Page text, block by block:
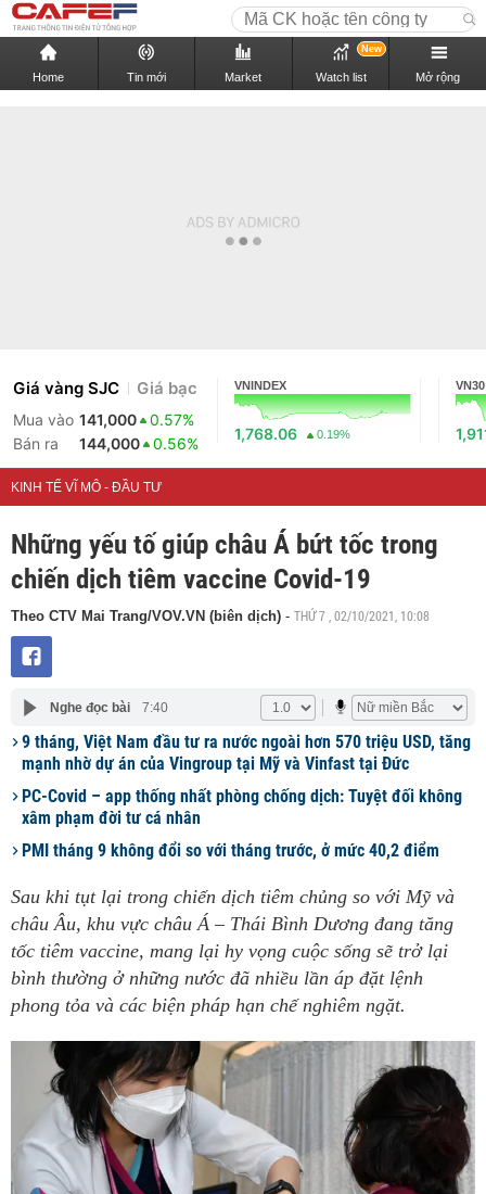
Home Tin mới Market Watch list
New
Mở rộng
Giá vàng SJC Giá bạc
Mua vào 141,000
0.57%
Bán ra
144,000 0.56%
VNINDEX
1,768.06 0.19%
VN30
KINH TẾ VĨ MÔ - ĐẦU TƯ
Những yếu tố giúp châu Á bứt tốc trong
chiến dịch tiêm vaccine Covid-19
Theo CTV Mai Trang/VOV.VN (biên dịch) - THỨ 7 , 02/10/2021, 10:08
Nghe đọc bài 7:40
9 tháng, Việt Nam đầu tư ra nước ngoài hơn 570 triệu USD, tăng
mạnh nhờ dự án của Vingroup tại Mỹ và Vinfast tại Đức
PC-Covid – app thống nhất phòng chống dịch: Tuyệt đối không
xâm phạm đời tư cá nhân
PMI tháng 9 không đổi so với tháng trước, ở mức 40,2 điểm
Sau khi tụt lại trong chiến dịch tiêm chủng so với Mỹ và
châu Âu, khu vực châu Á – Thái Bình Dương đang tăng
tốc tiêm vaccine, mang lại hy vọng cuộc sống sẽ trở lại
bình thường ở những nước đã nhiều lần áp đặt lệnh
phong tỏa và các biện pháp hạn chế nghiêm ngặt.